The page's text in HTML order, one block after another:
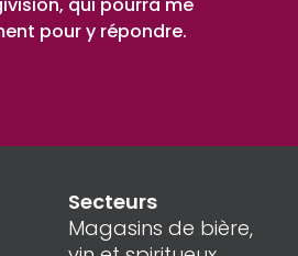
pour y répondre.
Secteurs
Magasins de bière,